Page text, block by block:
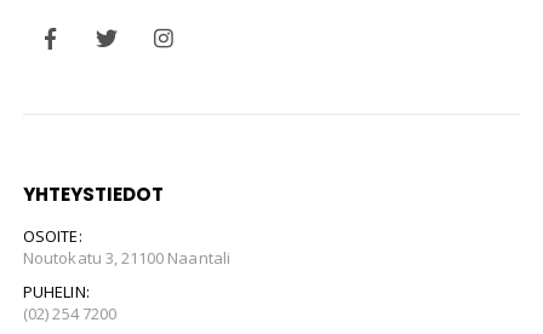
YHTEYSTIEDOT
OSOITE:
Noutokatu 3, 21100 Naantali
PUHELIN:
(02) 254 7200